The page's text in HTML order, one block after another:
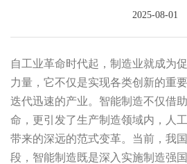
解决方案
客户案例
关于我们
2025-08-01
自工业革命时代起，制造业就成为
力量，它不仅是实现各类创新的重
迭代迅速的产业。智能制造不仅借
命，更引发了生产制造领域内，人
带来的深远的范式变革。当前，我
段，智能制造既是深入实施制造强
详情致电 400-